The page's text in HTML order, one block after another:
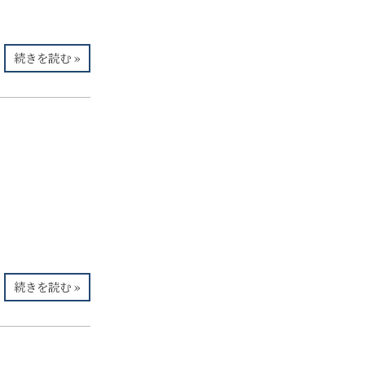
続きを読む »
続きを読む »